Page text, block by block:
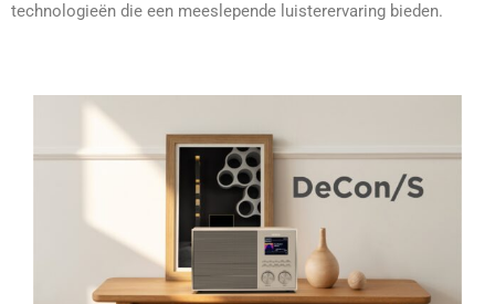
technologieën die een meeslepende luisterervaring bieden.